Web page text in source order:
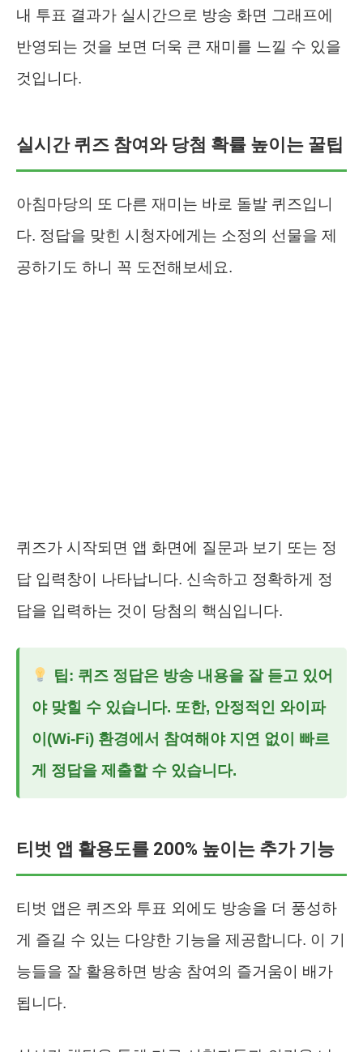
내 투표 결과가 실시간으로 방송 화면 그래프에
반영되는 것을 보면 더욱 큰 재미를 느낄 수 있을
것입니다.
실시간 퀴즈 참여와 당첨 확률 높이는 꿀팁
아침마당의 또 다른 재미는 바로 돌발 퀴즈입니
다. 정답을 맞힌 시청자에게는 소정의 선물을 제
공하기도 하니 꼭 도전해보세요.
퀴즈가 시작되면 앱 화면에 질문과 보기 또는 정
답 입력창이 나타납니다. 신속하고 정확하게 정
답을 입력하는 것이 당첨의 핵심입니다.
팁: 퀴즈 정답은 방송 내용을 잘 듣고 있어
야 맞힐 수 있습니다. 또한, 안정적인 와이파
이(Wi-Fi) 환경에서 참여해야 지연 없이 빠르
게 정답을 제출할 수 있습니다.
티벗 앱 활용도를 200% 높이는 추가 기능
티벗 앱은 퀴즈와 투표 외에도 방송을 더 풍성하
게 즐길 수 있는 다양한 기능을 제공합니다. 이 기
능들을 잘 활용하면 방송 참여의 즐거움이 배가
됩니다.